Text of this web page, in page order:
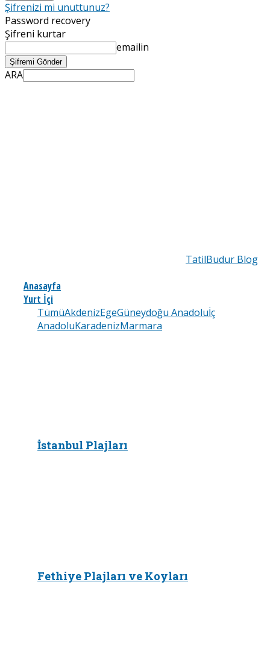
Şifrenizi mi unuttunuz?
Password recovery
Şifreni kurtar
emailin
ARA
TatilBudur Blog
Anasayfa
Yurt İçi
TümüAkdenizEgeGüneydoğu Anadoluİç
AnadoluKaradenizMarmara
İstanbul Plajları
Fethiye Plajları ve Koyları